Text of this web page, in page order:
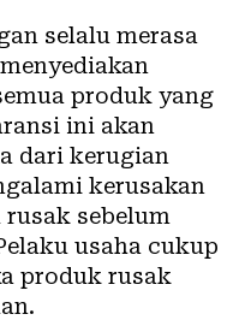
selalu merasa
produk yang
ini akan
dari kerugian
kerusakan
sebelum
usaha cukup
produk rusak